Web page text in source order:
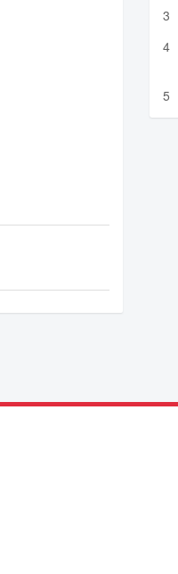
3
4
5